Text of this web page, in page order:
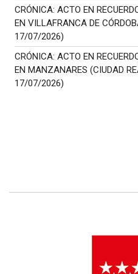
CRÓNICA: ACTO EN
EN VILLAFRANCA DE
17/07/2026)
CRÓNICA: ACTO EN
EN MANZANARES (CIUDAD
17/07/2026)